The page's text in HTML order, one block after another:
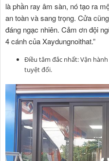
là phần ray âm sàn, nó tạo ra
an toàn và sang trọng. Cửa
đáng ngạc nhiên. Cảm ơn đội
4 cánh của Xaydungnoithat.”
Điều tâm đắc nhất: Vận
tuyệt đối.